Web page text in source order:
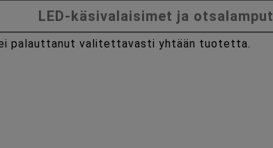
LED-käsivalaisimet ja otsalamput
palauttanut valitettavasti yhtään tuotetta.